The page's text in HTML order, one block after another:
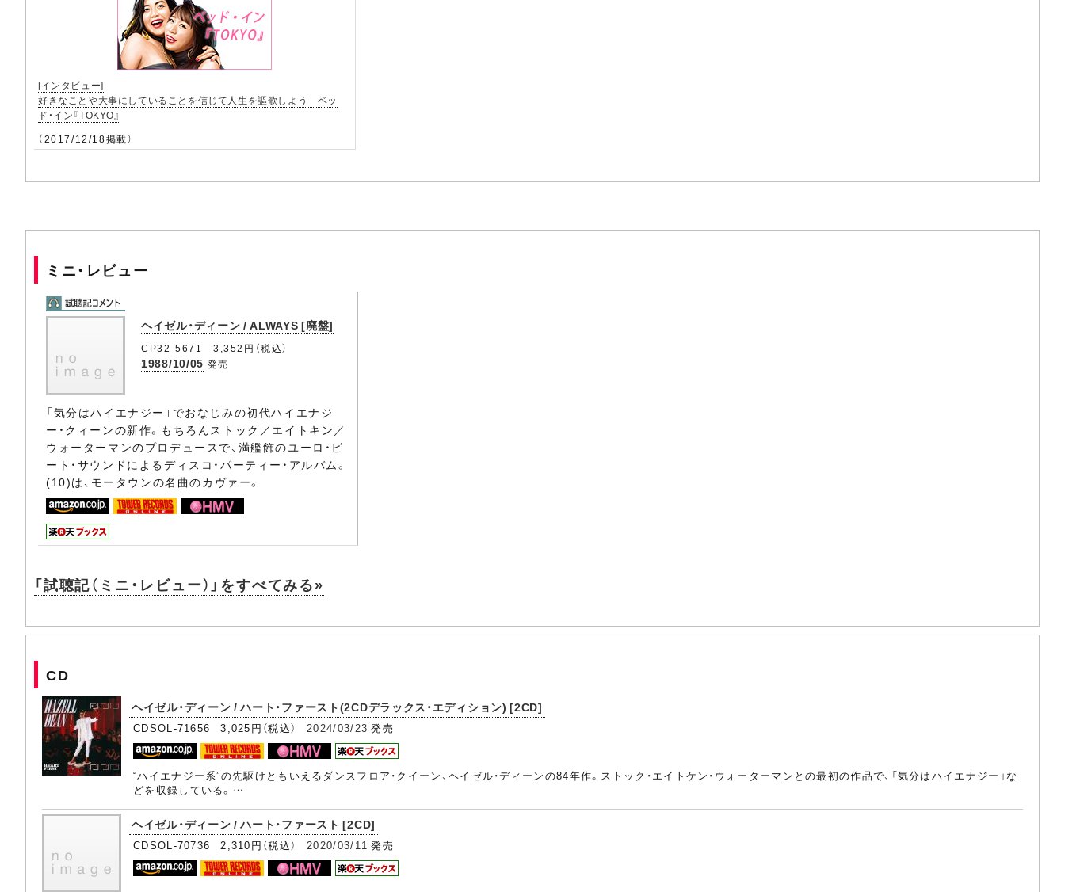
[インタビュー]
好きなことや大事にしていることを信じて人生を謳歌しよう ベッ
ド・イン『TOKYO』
（2017/12/18掲載）
ミニ・レビュー
ヘイゼル・ディーン / ALWAYS [廃盤]
CP32-5671 3,352円（税込）
1988/10/05 発売
「気分はハイエナジー」でおなじみの初代ハイエナジ
ー・クィーンの新作。もちろんストック／エイトキン／
ウォーターマンのプロデュースで、満艦飾のユーロ・ビ
ート・サウンドによるディスコ・パーティー・アルバム。
(10)は、モータウンの名曲のカヴァー。
「試聴記（ミニ・レビュー）」をすべてみる»
CD
ヘイゼル・ディーン / ハート・ファースト(2CDデラックス・エディション) [2CD]
CDSOL-71656 3,025円（税込）2024/03/23 発売
“ハイエナジー系”の先駆けともいえるダンスフロア・クイーン、ヘイゼル・ディーンの84年作。ストック・エイトケン・ウォーターマンとの最初の作品で、「気分はハイエナジー」な
どを収録している。…
ヘイゼル・ディーン / ハート・ファースト [2CD]
CDSOL-70736 2,310円（税込）2020/03/11 発売